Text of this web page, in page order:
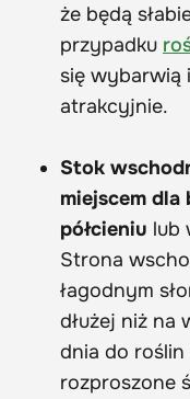
że będą
przypadku
się wybarwią
atrakcyjnie.
Stok
miejscem
półcieniu lub
Strona
łagodnym
dłużej niż na
dnia do
rozproszone